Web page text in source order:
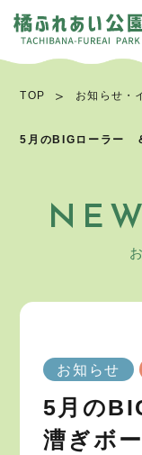
TOP お知らせ・
5月のBIGローラー
お知らせ
5月の
漕ぎボ